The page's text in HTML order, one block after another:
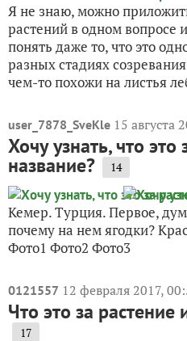
Я не знаю, можно
растений в одном вопросе
понять даже то, что это
разных стадиях
чем-то похожи на листья
user_7878_SveKle 15 августа
Хочу узнать, что
название? 14
Кемер. Турция. Первое,
почему на нем ягодки?
Фото1 Фото2 Фото3
0121557 12 февраля 2017,
Что это за растение
17